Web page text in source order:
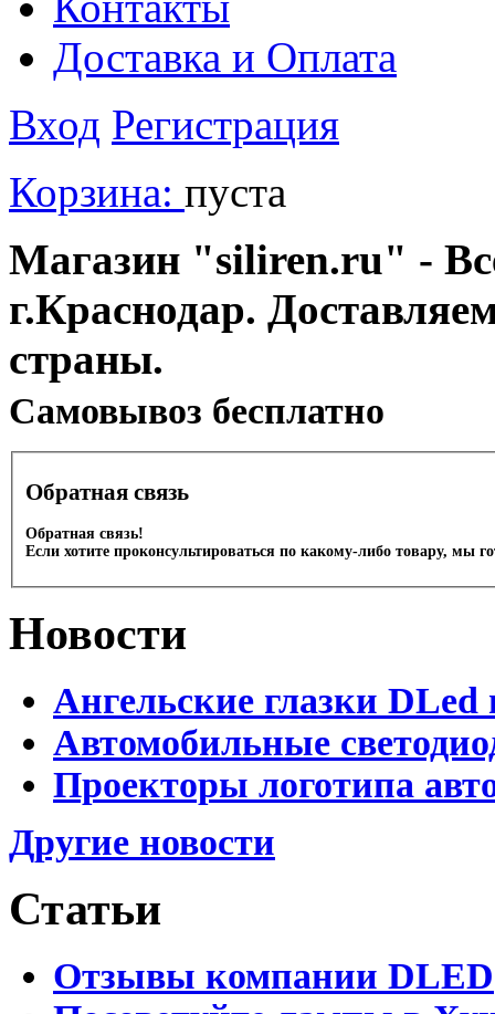
Доставка и Оплата
Вход Регистрация
Корзина: пуста
Магазин "siliren.ru" -
г.Краснодар.
страны.
Cамовывоз бесплатно
Обратная связь
Обратная связь!
Если хотите проконсультироваться по какому-либо товару, мы
Новости
Ангельские глазки DLed
Автомобильные
Проекторы логотипа
Другие новости
Статьи
Отзывы компании DLED